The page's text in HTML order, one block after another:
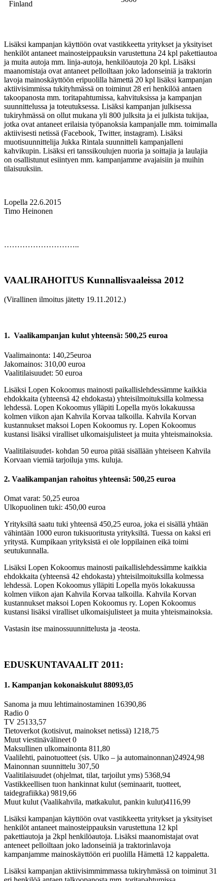
Finland
Lisäksi kampanjan käyttöön ovat vastikkeetta yritykset ja yksityiset
henkilöt antaneet mainosteippauksin varustettuna 24 kpl pakettiautoa
ja muita autoja mm. linja-autoja, henkilöautoja 20 kpl. Lisäksi
maanomistaja ovat antaneet pelloiltaan joko ladonseiniä ja traktorin
lavoja mainoskäyttöön eripuolilla hämettä 20 kpl lisäksi kampanjan
aktiivisimmissa tukityhmässä on toiminut 28 eri henkilöä antaen
takoopanosta mm. toritapahtumissa, kahvituksissa ja kampanjan
suunnittelussa ja toteutuksessa. Lisäksi kampanjan julkisessa
tukiryhmässä on ollut mukana yli 800 julksita ja ei julkista tukijaa,
jotka ovat antaneet erilaisia työpanoksia kampanjalle mm. toimimalla
aktiivisesti netissä (Facebook, Twitter, instagram). Lisäksi
muotisuunnittelija Jukka Rintala suunnitteli kampanjalleni
kahvikupin. Lisäksi eri tanssikoulujen nuoria ja soittajia ja laulajia
on osallistunut esiintyen mm. kampanjamme avajaisiin ja muihin
tilaisuuksiin.
Lopella 22.6.2015
Timo Heinonen
………………………..
VAALIRAHOITUS Kunnallisvaaleissa 2012
(Virallinen ilmoitus jätetty 19.11.2012.)
1. Vaalikampanjan kulut yhteensä: 500,25 euroa
Vaalimainonta: 140,25euroa
Jakomainos: 310,00 euroa
Vaalitilaisuudet: 50 euroa
Lisäksi Lopen Kokoomus mainosti paikallislehdessämme kaikkia
ehdokkaita (yhteensä 42 ehdokasta) yhteisilmoituksilla kolmessa
lehdessä. Lopen Kokoomus ylläpiti Lopella myös lokakuussa
kolmen viikon ajan Kahvila Korvaa talkoilla. Kahvila Korvan
kustannukset maksoi Lopen Kokoomus ry. Lopen Kokoomus
kustansi lisäksi viralliset ulkomaisjulisteet ja muita yhteismainoksia.
Vaalitilaisuudet- kohdan 50 euroa pitää sisällään yhteiseen Kahvila
Korvaan viemiä tarjoiluja yms. kuluja.
2. Vaalikampanjan rahoitus yhteensä: 500,25 euroa
Omat varat: 50,25 euroa
Ulkopuolinen tuki: 450,00 euroa
Yrityksiltä saatu tuki yhteensä 450,25 euroa, joka ei sisällä yhtään
vähintään 1000 euron tukisuoritusta yrityksiltä. Tuessa on kaksi eri
yritystä. Kumpikaan yrityksistä ei ole loppilainen eikä toimi
seutukunnalla.
Lisäksi Lopen Kokoomus mainosti paikallislehdessämme kaikkia
ehdokkaita (yhteensä 42 ehdokasta) yhteisilmoituksilla kolmessa
lehdessä. Lopen Kokoomus ylläpiti Lopella myös lokakuussa
kolmen viikon ajan Kahvila Korvaa talkoilla. Kahvila Korvan
kustannukset maksoi Lopen Kokoomus ry. Lopen Kokoomus
kustansi lisäksi viralliset ulkomaisjulisteet ja muita yhteismainoksia.
Vastasin itse mainossuunnittelusta ja -teosta.
EDUSKUNTAVAALIT 2011:
1. Kampanjan kokonaiskulut 88093,05
Sanoma ja muu lehtimainostaminen 16390,86
Radio 0
TV 25133,57
Tietoverkot (kotisivut, mainokset netissä) 1218,75
Muut viestinävälineet 0
Maksullinen ulkomainonta 811,80
Vaalilehti, painotuotteet (sis. Ulko – ja automainonnan)24924,98
Mainonnan suunnittelu 307,50
Vaalitilaisuudet (ohjelmat, tilat, tarjoilut yms) 5368,94
Vastikkeellisen tuon hankinnat kulut (seminaarit, tuotteet,
taidegrafiikka) 9819,66
Muut kulut (Vaalikahvila, matkakulut, pankin kulut)4116,99
Lisäksi kampanjan käyttöön ovat vastikkeetta yritykset ja yksityiset
henkilöt antaneet mainosteippauksin varustettuna 12 kpl
pakettiautoja ja 2kpl henkilöautoja. Lisäksi maanomistajat ovat
anteneet pelloiltaan joko ladonseiniä ja traktorinlavoja
kampanjamme mainoskäyttöön eri puolilla Hämettä 12 kappaletta.
Lisäksi kampanjan aktiivisimmimmassa tukiryhmässä on toiminut 31